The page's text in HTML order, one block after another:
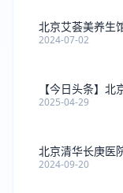
北京艾荟美养生
2024-07-02
【今日头条】
2025-04-29
北京清华长庚
2024-09-20